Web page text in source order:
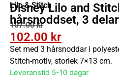
Lilo & Stitch
Disney Lilo and
hårsnoddset, 3 delar
107.00kr
102.00 kr
Set med 3 hårsnoddar i
Stitch-motiv, storlek 7×13 cm.
Leveranstid 5-10 dagar